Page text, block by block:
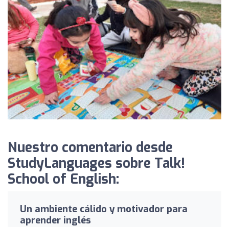
Nuestro comentario desde
StudyLanguages sobre Talk!
School of English:
Un ambiente cálido y motivador para
aprender inglés